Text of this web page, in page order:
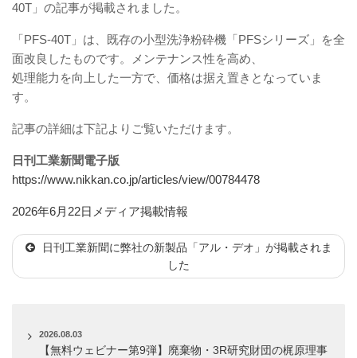
40T」の記事が掲載されました。
「PFS-40T」は、既存の小型洗浄粉砕機「PFSシリーズ」を全
面改良したものです。メンテナンス性を高め、
処理能力を向上した一方で、価格は据え置きとなっていま
す。
記事の詳細は下記よりご覧いただけます。
日刊工業新聞電子版
https://www.nikkan.co.jp/articles/view/00784478
投
日:
2026年6月22日 カ
ゴ
メディア掲載情報
日刊工業新聞に弊社の新製品「アル・デオ」が掲載されま
した
2026.08.03
【無料ウェビナー第9弾】廃棄物・3R研究財団の梶原理事